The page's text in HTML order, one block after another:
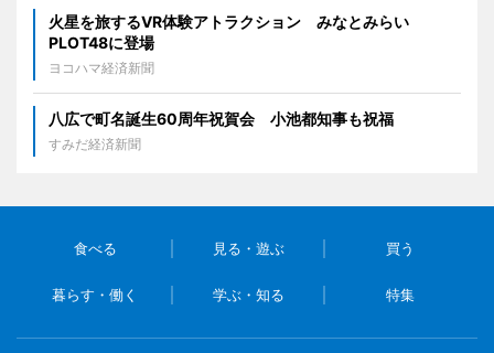
火星を旅するVR体験アトラクション みなとみらい
PLOT48に登場
ヨコハマ経済新聞
八広で町名誕生60周年祝賀会 小池都知事も祝福
すみだ経済新聞
食べる 見る・遊ぶ 買う
暮らす・働く 学ぶ・知る 特集